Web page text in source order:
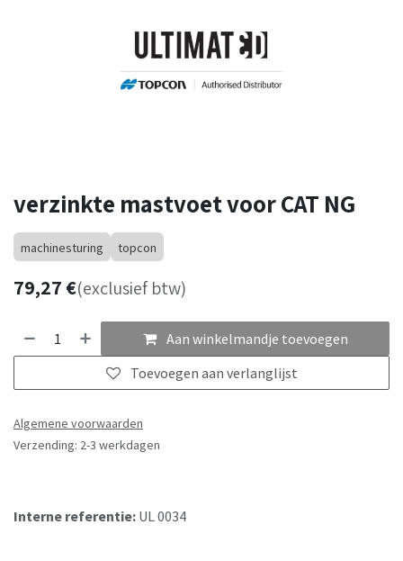
verzinkte mastvoet voor CAT NG
machinesturing topcon
79,27€(exclusief btw)
Aan winkelmandje toevoegen
Toevoegen aan verlanglijst
Algemene voorwaarden
Verzending: 2-3 werkdagen
Interne referentie: UL 0034